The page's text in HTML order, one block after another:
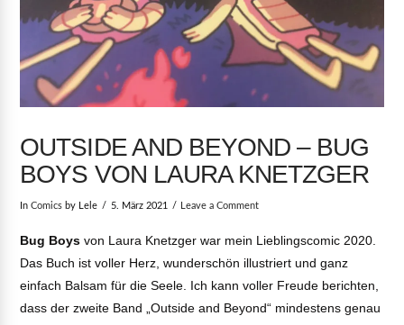
OUTSIDE AND BEYOND – BUG
BOYS VON LAURA KNETZGER
InComics by Lele 5. März 2021 Leave a Comment
Bug Boys von Laura Knetzger war mein Lieblingscomic 2020.
Das Buch ist voller Herz, wunderschön illustriert und ganz
einfach Balsam für die Seele. Ich kann voller Freude berichten,
dass der zweite Band „Outside and Beyond“ mindestens genau